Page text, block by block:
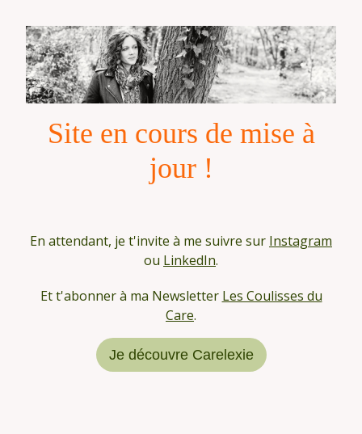
Site en cours de mise à
jour !
En attendant, je t'invite à me suivre sur Instagram
ou LinkedIn.
Et t'abonner à ma Newsletter Les Coulisses du
Care.
Je découvre Carelexie